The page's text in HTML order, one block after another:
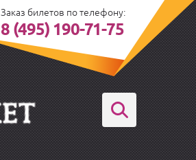
Заказ билетов по телефону:
8 (495) 190-71-75